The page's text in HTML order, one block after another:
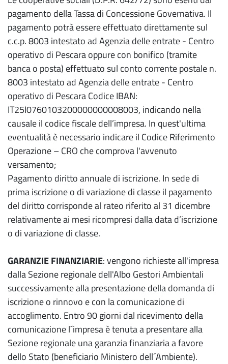
pagamento della Tassa di Concessione Governativa. Il
pagamento potrà essere effettuato direttamente sul
c.c.p. 8003 intestato ad Agenzia delle entrate - Centro
operativo di Pescara oppure con bonifico (tramite
banca o posta) effettuato sul conto corrente postale n.
8003 intestato ad Agenzia delle entrate - Centro
operativo di Pescara Codice IBAN:
IT25I0760103200000000008003, indicando nella
causale il codice fiscale dell’impresa. In quest'ultima
eventualità è necessario indicare il Codice Riferimento
Operazione – CRO che comprova l'avvenuto
versamento;
Pagamento diritto annuale di iscrizione. In sede di
prima iscrizione o di variazione di classe il pagamento
del diritto corrisponde al rateo riferito al 31 dicembre
relativamente ai mesi ricompresi dalla data d’iscrizione
o di variazione di classe.
GARANZIE FINANZIARIE: vengono richieste all'impresa
dalla Sezione regionale dell'Albo Gestori Ambientali
successivamente alla presentazione della domanda di
iscrizione o rinnovo e con la comunicazione di
accoglimento. Entro 90 giorni dal ricevimento della
comunicazione l´impresa è tenuta a presentare alla
Sezione regionale una garanzia finanziaria a favore
dello Stato (beneficiario Ministero dell´Ambiente).